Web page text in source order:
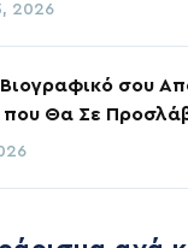
2026
Βιογραφικό σου
Θα Σε